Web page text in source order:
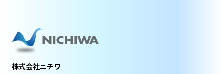
取得した個人情報については、漏洩、減失またはき損
の防止と是正、その他個人情報の安全管理のために必
要かつ適切な措置を講じます
株式会社ニチワ